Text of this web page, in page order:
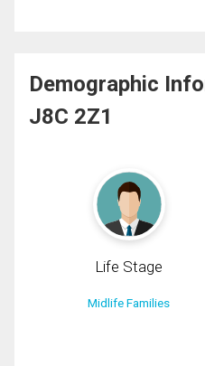
Demographic
J8C 2Z1
Life Stage
Midlife Families